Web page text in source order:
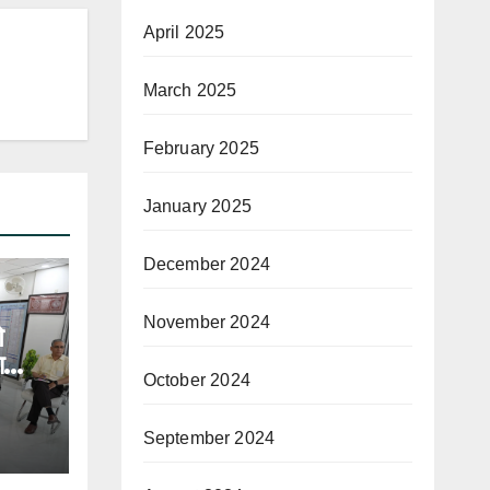
April 2025
March 2025
February 2025
January 2025
December 2024
November 2024
October 2024
September 2024